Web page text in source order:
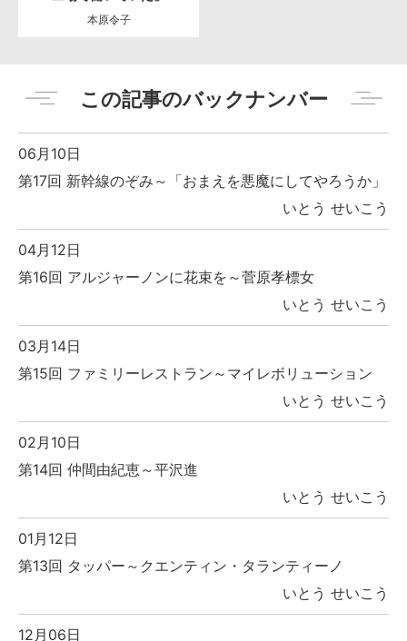
本原令子
この記事のバックナンバー
06月10日
第17回 新幹線のぞみ～「おまえを悪魔にしてやろうか」
いとう せいこう
04月12日
第16回 アルジャーノンに花束を～菅原孝標女
いとう せいこう
03月14日
第15回 ファミリーレストラン～マイレボリューション
いとう せいこう
02月10日
第14回 仲間由紀恵～平沢進
いとう せいこう
01月12日
第13回 タッパー～クエンティン・タランティーノ
いとう せいこう
12月06日